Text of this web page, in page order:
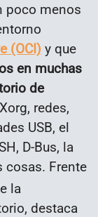
poco menos
(OCI) y que
en muchas
de
redes,
USB, el
D-Bus, la
cosas. Frente
la
destaca